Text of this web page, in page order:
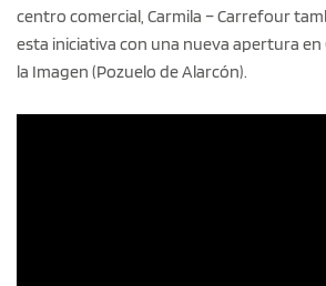
centro comercial, Carmila – Carrefour
esta iniciativa con una nueva apertura
la Imagen (Pozuelo de Alarcón).